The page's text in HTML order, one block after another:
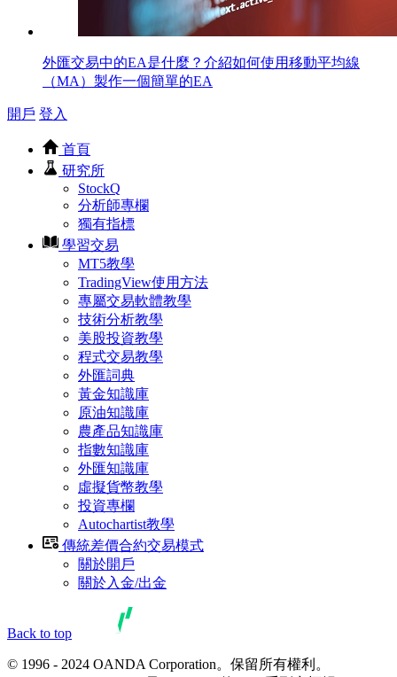
外匯交易中的EA是什麼？介紹如何使用移動平均線
（MA）製作一個簡單的EA
開戶 登入
首頁
研究所
StockQ
分析師專欄
獨有指標
學習交易
MT5教學
TradingView使用方法
專屬交易軟體教學
技術分析教學
美股投資教學
程式交易教學
外匯詞典
黃金知識庫
原油知識庫
農產品知識庫
指數知識庫
外匯知識庫
虛擬貨幣教學
投資專欄
Autochartist教學
傳統差價合約交易模式
關於開戶
關於入金/出金
Back to top
© 1996 - 2024 OANDA Corporation。保留所有權利。